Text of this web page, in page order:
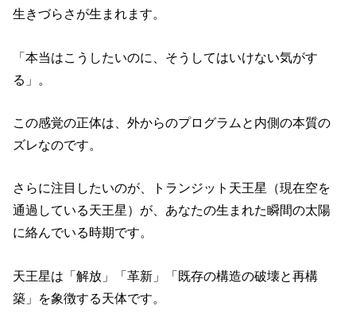
生きづらさが生まれます。
「本当はこうしたいのに、そうしてはいけない気がす
る」。
この感覚の正体は、外からのプログラムと内側の本質の
ズレなのです。
さらに注目したいのが、トランジット天王星（現在空を
通過している天王星）が、あなたの生まれた瞬間の太陽
に絡んでいる時期です。
天王星は「解放」「革新」「既存の構造の破壊と再構
築」を象徴する天体です。